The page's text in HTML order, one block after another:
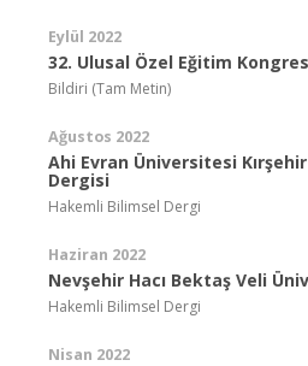
Eylül 2022
32. Ulusal Özel Eğitim
Bildiri (Tam Metin)
Ağustos 2022
Ahi Evran Üniversitesi
Dergisi
Hakemli Bilimsel Dergi
Haziran 2022
Nevşehir Hacı Bektaş Veli
Hakemli Bilimsel Dergi
Nisan 2022